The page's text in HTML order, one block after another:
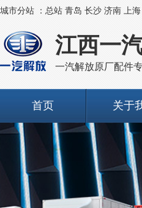
城市分站 ： 总站 青岛 长沙 济南 上海
江西一
一汽解放原厂配件
首页 关于